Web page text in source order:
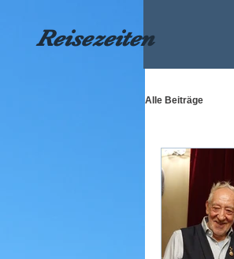
Reisezeiten
Alle Beiträge